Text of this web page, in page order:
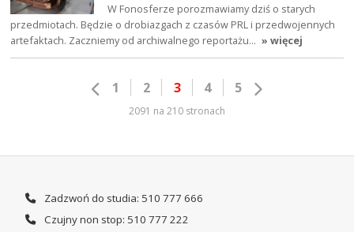
W Fonosferze porozmawiamy dziś o starych
przedmiotach. Będzie o drobiazgach z czasów PRL i przedwojennych
artefaktach. Zaczniemy od archiwalnego reportażu… » więcej
1 2 3 4 5
2091 na 210 stronach
Zadzwoń do studia: 510 777 666
Czujny non stop: 510 777 222